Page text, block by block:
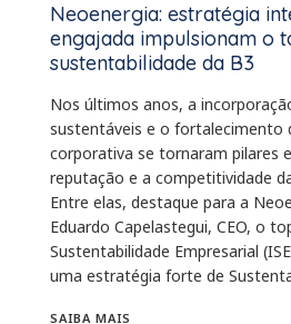
Neoenergia: estratégia
engajada impulsionam o
sustentabilidade da B3
Nos últimos anos, a
sustentáveis e o fortalecimento
corporativa se tornaram pilares
reputação e a competitividade
Entre elas, destaque para a
Eduardo Capelastegui, CEO, o
Sustentabilidade Empresarial
uma estratégia forte de
SAIBA MAIS